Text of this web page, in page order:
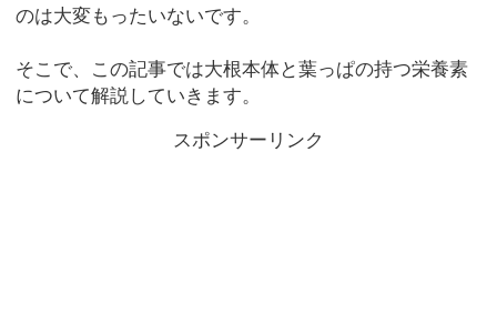
のは大変もったいないです。
そこで、この記事では大根本体と葉っぱの持つ栄養素
について解説していきます。
スポンサーリンク